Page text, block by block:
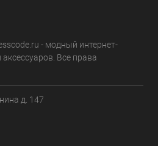
- модный интернет-
Все права
д. 147